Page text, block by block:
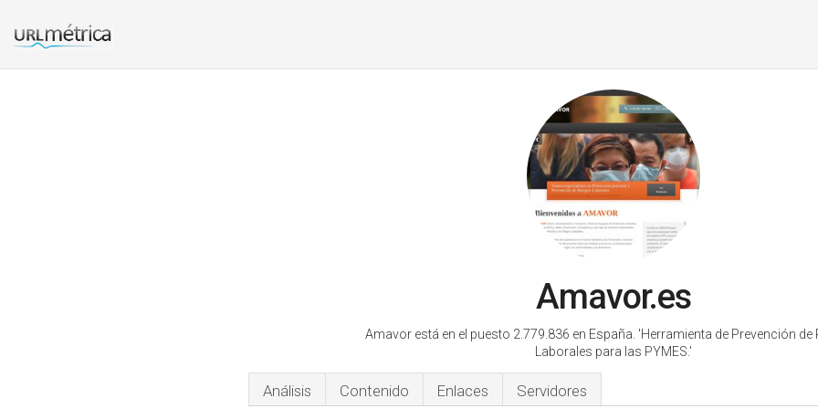
Amavor.es
Amavor está en el puesto 2.779.836 en España. 'Herramienta de Prevención de
Laborales para las PYMES.'
Análisis Contenido Enlaces Servidores